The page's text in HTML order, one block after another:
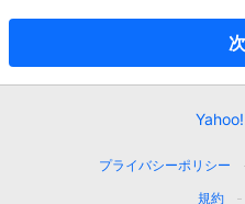
プライバシーポリシー
規約